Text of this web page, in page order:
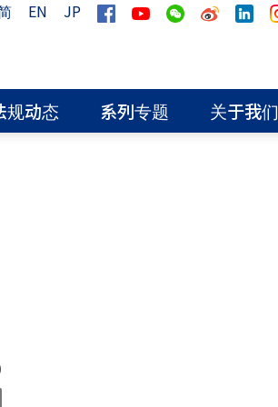
EN JP
规动态 系列专题 关于我们